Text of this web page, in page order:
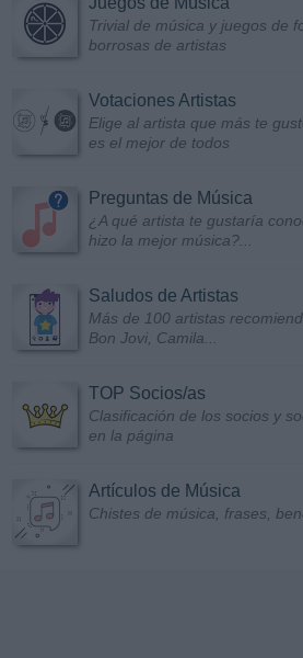
Trivial de música y juegos de
borrosas de artistas
Votaciones Artistas
Elige al artista que más te
es el mejor de todos
Preguntas de Música
¿A qué artista te gustaría
hizo la mejor música?...
Saludos de Artistas
Más de 100 artistas
Bon Jovi, Camila...
TOP Socios/as
Clasificación de los socios y
en la página
Artículos de Música
Chistes de música, frases,